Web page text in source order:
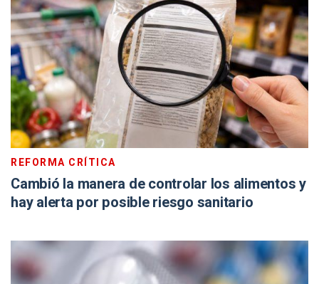
REFORMA CRÍTICA
Cambió la manera de controlar los alimentos y
hay alerta por posible riesgo sanitario